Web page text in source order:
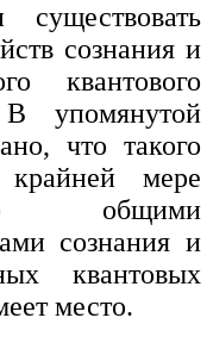
существовать
сознания и
квантового
В упомянутой
что такого
мере
общими
сознания и
квантовых
место.